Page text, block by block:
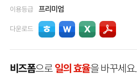
이용등급 프리미엄
다운로드
비즈폼으로 일의 효율을 바꾸세요.